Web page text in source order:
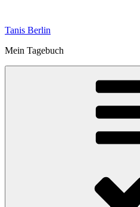
springen
Tanis Berlin
Mein Tagebuch